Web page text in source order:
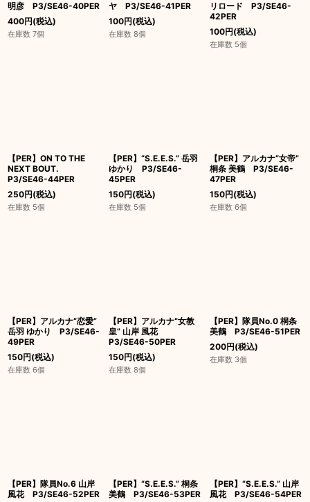
明彦 P3/SE46-40PER
400円(税込)
在庫数 7個
ヤ P3/SE46-41PER
100円(税込)
在庫数 8個
リロード P3/SE46-
42PER
100円(税込)
在庫数 5個
【PER】ON TO THE
NEXT BOUT.
P3/SE46-44PER
250円(税込)
在庫数 5個
【PER】“S.E.E.S.” 岳羽
ゆかり P3/SE46-
45PER
150円(税込)
在庫数 5個
【PER】アルカナ“女帝”
桐条 美鶴 P3/SE46-
47PER
150円(税込)
在庫数 6個
【PER】アルカナ“恋愛”
岳羽 ゆかり P3/SE46-
49PER
150円(税込)
在庫数 6個
【PER】アルカナ“女教
皇” 山岸 風花
P3/SE46-50PER
150円(税込)
在庫数 8個
【PER】隊員No.0 桐条
美鶴 P3/SE46-51PER
200円(税込)
在庫数 3個
【PER】隊員No.6 山岸
風花 P3/SE46-52PER
【PER】“S.E.E.S.” 桐条
美鶴 P3/SE46-53PER
【PER】“S.E.E.S.” 山岸
風花 P3/SE46-54PER